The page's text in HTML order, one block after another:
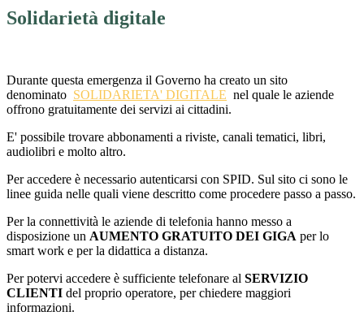
Solidarietà digitale
Durante questa emergenza il Governo ha creato un sito
denominato SOLIDARIETA' DIGITALE nel quale le aziende
offrono gratuitamente dei servizi ai cittadini.
E' possibile trovare abbonamenti a riviste, canali tematici, libri,
audiolibri e molto altro.
Per accedere è necessario autenticarsi con SPID. Sul sito ci sono le
linee guida nelle quali viene descritto come procedere passo a passo.
Per la connettività le aziende di telefonia hanno messo a
disposizione un AUMENTO GRATUITO DEI GIGA per lo
smart work e per la didattica a distanza.
Per potervi accedere è sufficiente telefonare al SERVIZIO
CLIENTI del proprio operatore, per chiedere maggiori
informazioni.